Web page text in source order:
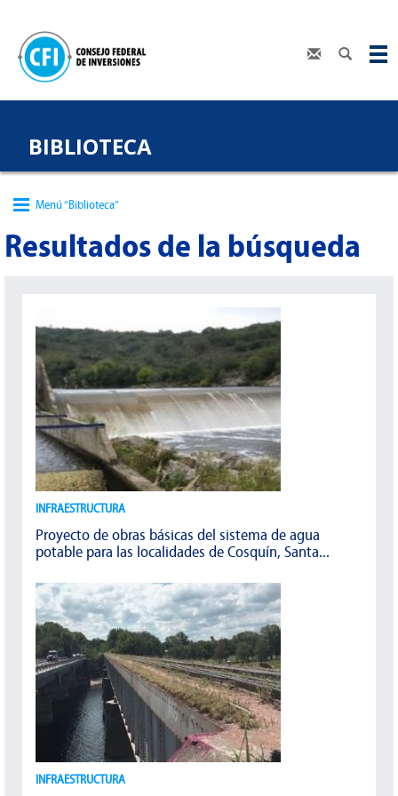
BIBLIOTECA
Menú “Biblioteca”
Resultados de la búsqueda
INFRAESTRUCTURA
Proyecto de obras básicas del sistema de agua
potable para las localidades de Cosquín, Santa...
INFRAESTRUCTURA